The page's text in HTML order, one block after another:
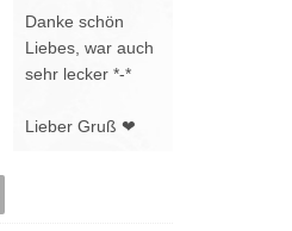
Danke schön
Liebes, war auch
sehr lecker *-*
Lieber Gruß ❤